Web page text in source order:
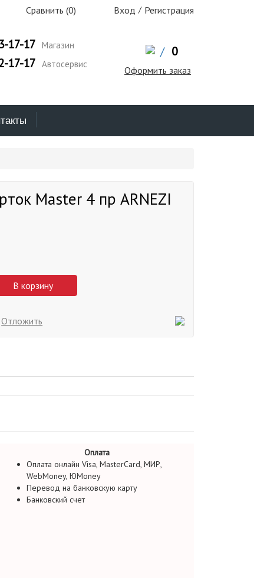
Сравнить (0) Вход / Регистрация
17-17 Магазин
17-17 Автосервис
/ 0
Оформить заказ
Master 4 пр ARNEZI
В корзину
Отложить
Оплата
Оплата онлайн Visa, MasterCard, МИР,
WebMoney, ЮMoney
Перевод на банковскую карту
Банковский счет